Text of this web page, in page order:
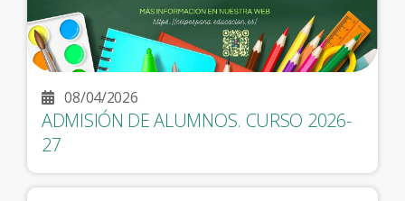
08/04/2026
ADMISIÓN DE ALUMNOS. CURSO 2026-
27